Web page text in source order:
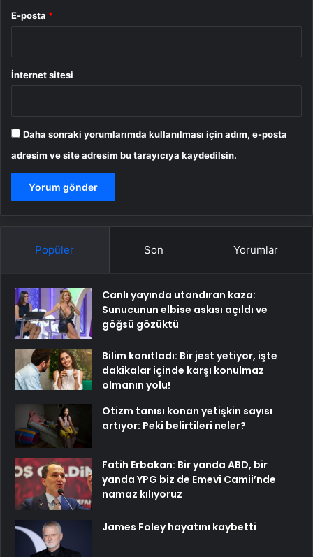
E-posta *
İnternet sitesi
Daha sonraki yorumlarımda kullanılması için adım, e-posta
adresim ve site adresim bu tarayıcıya kaydedilsin.
Popüler Son Yorumlar
Canlı yayında utandıran kaza:
Sunucunun elbise askısı açıldı ve
göğsü gözüktü
Bilim kanıtladı: Bir jest yetiyor, işte
dakikalar içinde karşı konulmaz
olmanın yolu!
Otizm tanısı konan yetişkin sayısı
artıyor: Peki belirtileri neler?
Fatih Erbakan: Bir yanda ABD, bir
yanda YPG biz de Emevi Camii’nde
namaz kılıyoruz
James Foley hayatını kaybetti